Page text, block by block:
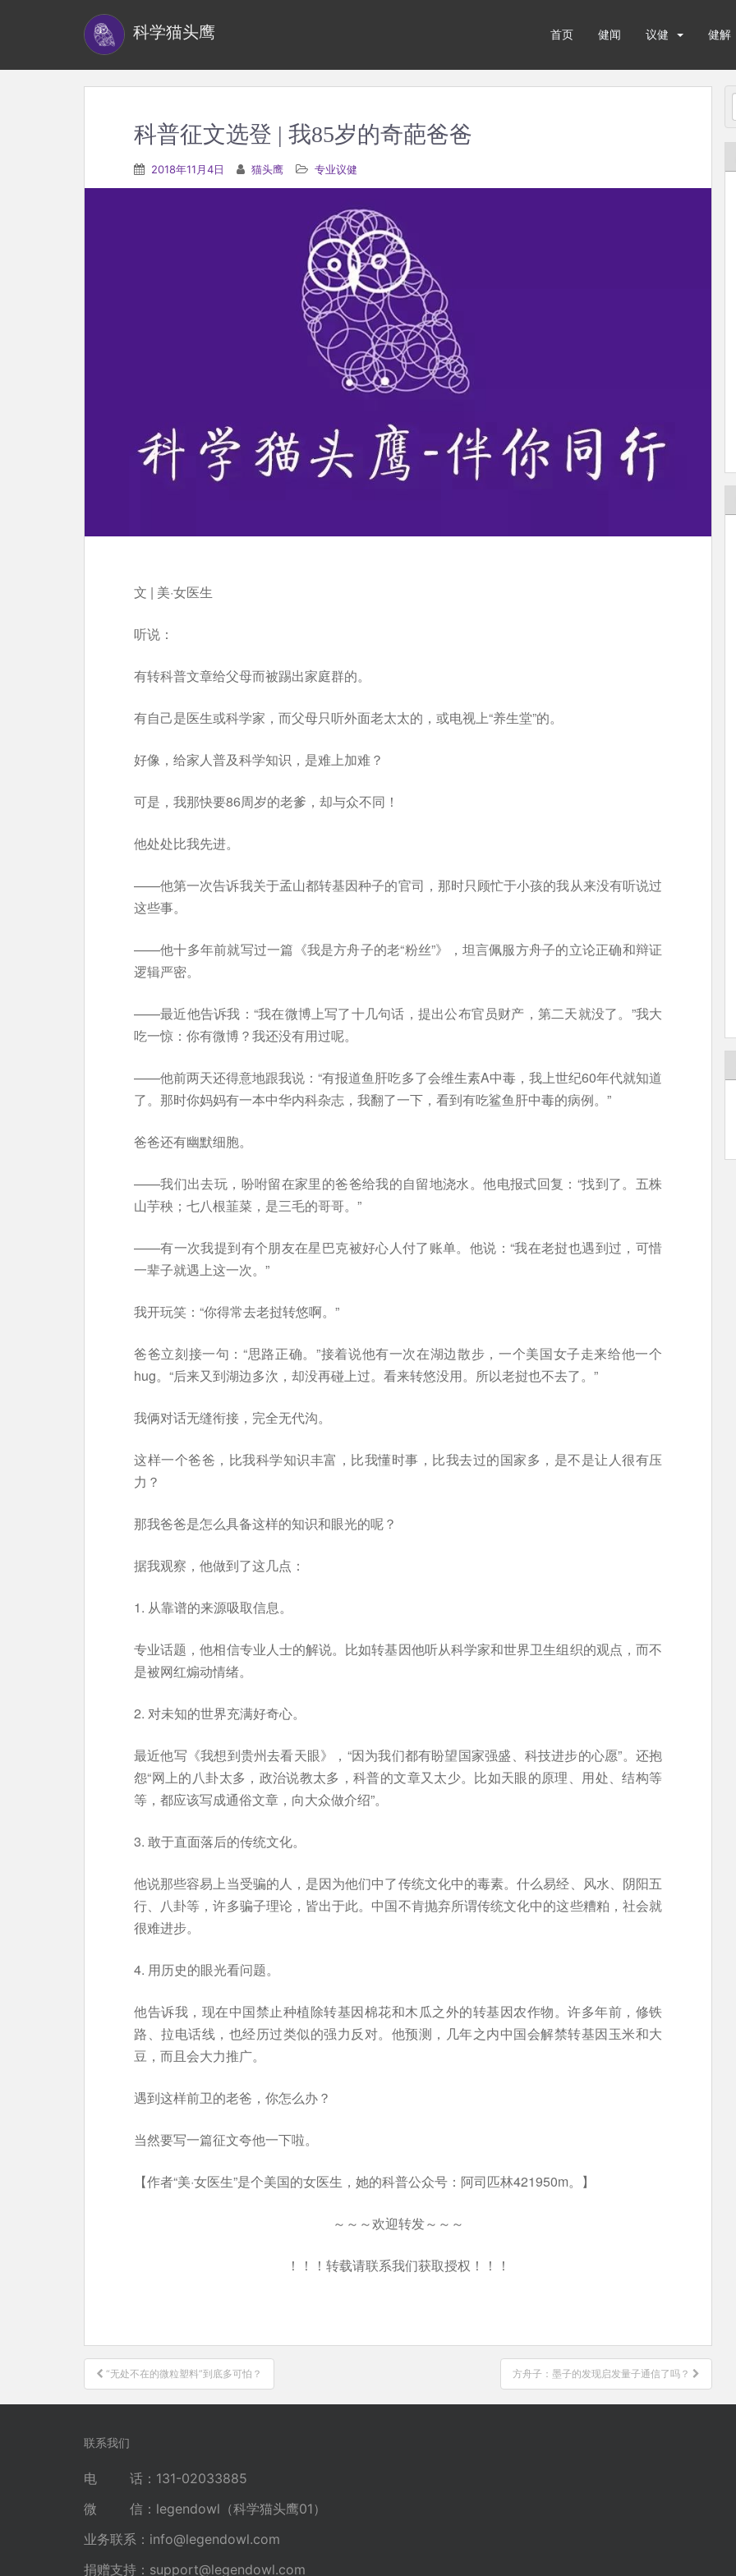
科学猫头鹰 首页 健闻 议健 健解
科普征文选登 | 我85岁的奇葩爸爸
2018年11月4日 猫头鹰 专业议健
文 | 美·女医生
听说：
有转科普文章给父母而被踢出家庭群的。
有自己是医生或科学家，而父母只听外面老太太的，或电视上“养生堂”的。
好像，给家人普及科学知识，是难上加难？
可是，我那快要86周岁的老爹，却与众不同！
他处处比我先进。
——他第一次告诉我关于孟山都转基因种子的官司，那时只顾忙于小孩的我从来没有听说过
这些事。
——他十多年前就写过一篇《我是方舟子的老“粉丝”》，坦言佩服方舟子的立论正确和辩证
逻辑严密。
——最近他告诉我：“我在微博上写了十几句话，提出公布官员财产，第二天就没了。”我大
吃一惊：你有微博？我还没有用过呢。
——他前两天还得意地跟我说：“有报道鱼肝吃多了会维生素A中毒，我上世纪60年代就知道
了。那时你妈妈有一本中华内科杂志，我翻了一下，看到有吃鲨鱼肝中毒的病例。”
爸爸还有幽默细胞。
——我们出去玩，吩咐留在家里的爸爸给我的自留地浇水。他电报式回复：“找到了。五株
山芋秧；七八根韮菜，是三毛的哥哥。”
——有一次我提到有个朋友在星巴克被好心人付了账单。他说：“我在老挝也遇到过，可惜
一辈子就遇上这一次。”
我开玩笑：“你得常去老挝转悠啊。”
爸爸立刻接一句：“思路正确。”接着说他有一次在湖边散步，一个美国女子走来给他一个
hug。“后来又到湖边多㳄，却没再碰上过。看来转悠没用。所以老挝也不去了。”
我俩对话无缝衔接，完全无代沟。
这样一个爸爸，比我科学知识丰富，比我懂时事，比我去过的国家多，是不是让人很有压
力？
那我爸爸是怎么具备这样的知识和眼光的呢？
据我观察，他做到了这几点：
1. 从靠谱的来源吸取信息。
专业话题，他相信专业人士的解说。比如转基因他听从科学家和世界卫生组织的观点，而不
是被网红煽动情绪。
2. 对未知的世界充满好奇心。
最近他写《我想到贵州去看天眼》，“因为我们都有盼望国家强盛、科技进步的心愿”。还抱
怨“网上的八卦太多，政治说教太多，科普的文章又太少。比如天眼的原理、用处、结构等
等，都应该写成通俗文章，向大众做介绍”。
3. 敢于直面落后的传统文化。
他说那些容易上当受骗的人，是因为他们中了传统文化中的毒素。什么易经、风水、阴阳五
行、八卦等，许多骗子理论，皆出于此。中国不肯抛弃所谓传统文化中的这些糟粕，社会就
很难进步。
4. 用历史的眼光看问题。
他告诉我，现在中国禁止种植除转基因棉花和木瓜之外的转基因农作物。许多年前，修铁
路、拉电话线，也经历过类似的强力反对。他预测，几年之内中国会解禁转基因玉米和大
豆，而且会大力推广。
遇到这样前卫的老爸，你怎么办？
当然要写一篇征文夸他一下啦。
【作者“美·女医生”是个美国的女医生，她的科普公众号：阿司匹林421950m。】
～～～欢迎转发～～～
！！！转载请联系我们获取授权！！！
文
章
导
“无处不在的微粒塑料”到底多可怕？ 方舟子：墨子的发现启发量子通信了吗？
联系我们
电 话：131-02033885
微 信：legendowl（科学猫头鹰01）
业务联系： info@legendowl.com
捐赠支持： support@legendowl.com